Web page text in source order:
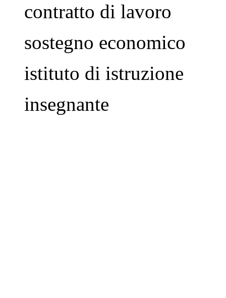
contratto di lavoro
sostegno economico
istituto di istruzione
insegnante